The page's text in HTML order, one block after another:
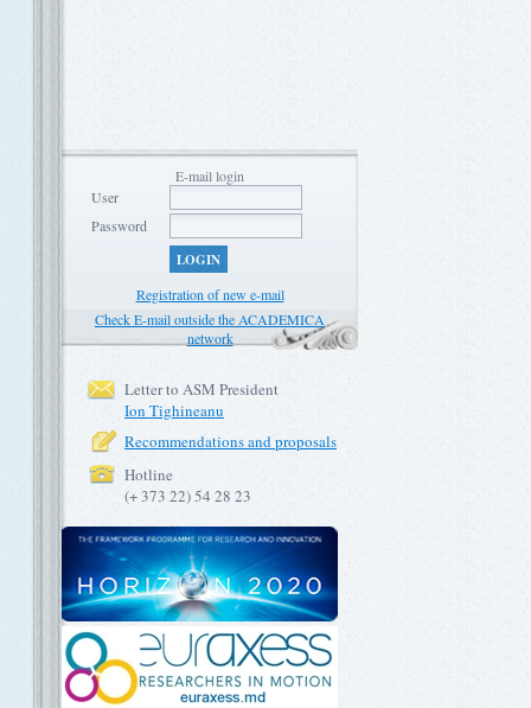
E-mail login
User
Password
LOGIN
Registration of new e-mail
Check E-mail outside the ACADEMICA
network
Letter to ASM President
Ion Tighineanu
Recommendations and proposals
Hotline
(+ 373 22) 54 28 23